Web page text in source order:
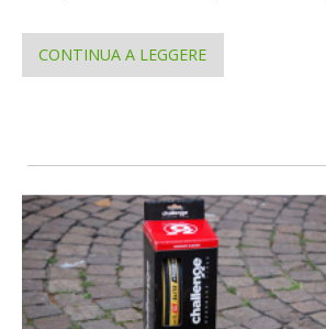
CONTINUA A LEGGERE